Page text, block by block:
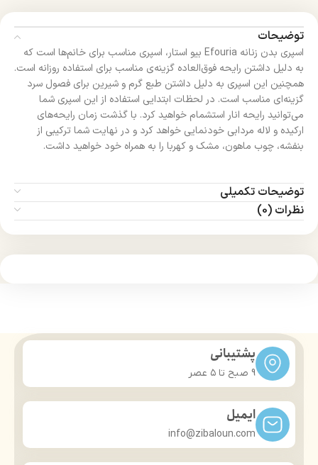
توضیحات
اسپری بدن زنانه Efouria بیو استار، اسپری مناسب برای خانم‌ها است که
به دلیل داشتن رایحه‌ فوق‌العاده گزینه‌ی مناسب برای استفاده روزانه است.
همچنین این اسپری به دلیل داشتن طبع گرم و شیرین برای فصول سرد
گزینه‌ای مناسب است. در لحظات ابتدایی استفاده از این اسپری شما
می‌توانید رایحه انار استشمام خواهید کرد. با گذشت زمان رایحه‌های
ارکیده و لاله مردابی خودنمایی خواهد کرد و در نهایت شما ترکیبی از
بنفشه، چوب ماهون، مشک و کهربا را به همراه خود خواهید داشت.
توضیحات تکمیلی
نظرات (0)
پشتیبانی
9 صبح تا ۵ عصر
ایمیل
info@zibaloun.com